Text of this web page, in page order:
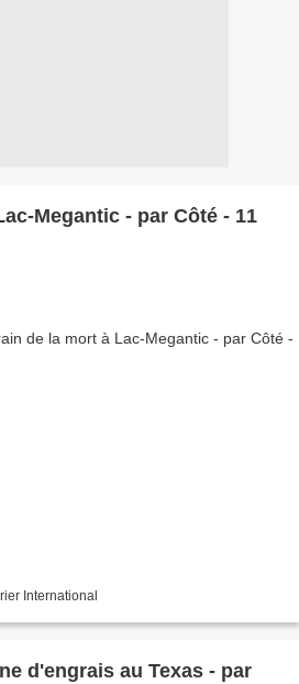
Megantic - par Côté - 11
International
d'engrais au Texas - par